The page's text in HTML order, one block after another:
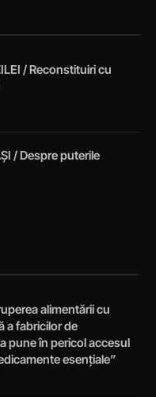
/ Reconstituiri cu
/ Despre puterile
alimentării cu
a fabricilor de
pune în pericol accesul
esențiale”